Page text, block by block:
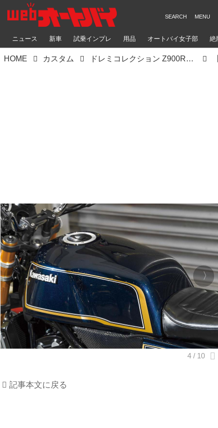
ニュース 新車 試乗インプレ 用品 オートバイ女子部 絶
HOME カスタム ドレミコレクション Z900RS Mk.2 Style（カワサキ Z900RS）コスプレ路線に待望の角タンク仕様いよいよ登場【Heritage&Legends】
記事本文に戻る